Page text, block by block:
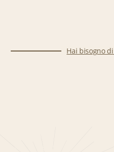
Hai bisogno